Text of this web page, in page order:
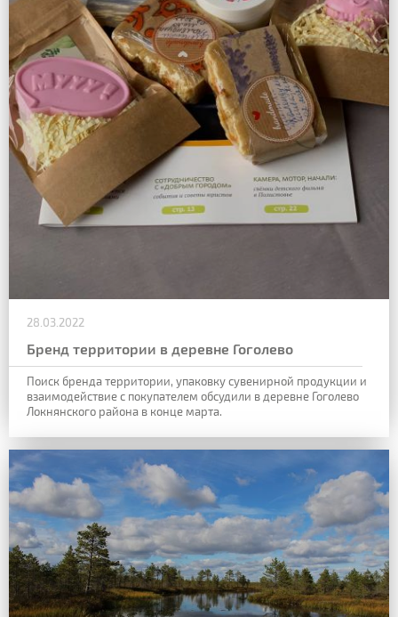
28.03.2022
Бренд территории в деревне Гоголево
Поиск бренда территории, упаковку сувенирной продукции и
взаимодействие с покупателем обсудили в деревне Гоголево
Локнянского района в конце марта.